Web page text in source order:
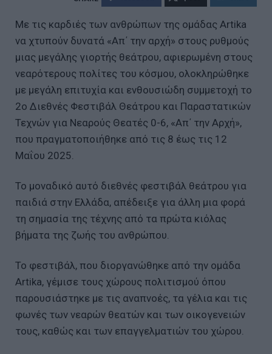
Με τις καρδιές των ανθρώπων της ομάδας Artika
να χτυπούν δυνατά «Απ΄ την αρχή» στους ρυθμούς
μιας μεγάλης γιορτής θεάτρου, αφιερωμένη στους
νεαρότερους πολίτες του κόσμου, ολοκληρώθηκε
με μεγάλη επιτυχία και ενθουσιώδη συμμετοχή το
2ο Διεθνές Φεστιβάλ Θεάτρου και Παραστατικών
Τεχνών για Νεαρούς Θεατές 0-6, «Απ΄ την Αρχή»,
που πραγματοποιήθηκε από τις 8 έως τις 12
Μαΐου 2025.
Το μοναδικό αυτό διεθνές φεστιβάλ θεάτρου για
παιδιά στην Ελλάδα, απέδειξε για άλλη μια φορά
τη σημασία της τέχνης από τα πρώτα κιόλας
βήματα της ζωής του ανθρώπου.
Το φεστιβάλ, που διοργανώθηκε από την ομάδα
Artika, γέμισε τους χώρους πολιτισμού όπου
παρουσιάστηκε με τις αναπνοές, τα γέλια και τις
φωνές των νεαρών θεατών και των οικογενειών
τους, καθώς και των επαγγελματιών του χώρου.